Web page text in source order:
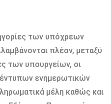
των υπόχρεων
πλέον, μεταξύ
των υπουργείων, οι
ενημερωτικών
μέλη καθώς και